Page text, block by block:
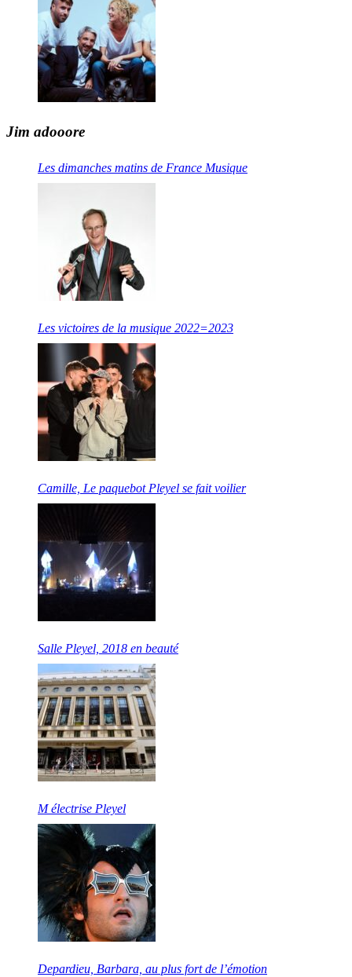
Jim adooore
Les dimanches matins de France Musique
Les victoires de la musique 2022=2023
Camille, Le paquebot Pleyel se fait voilier
Salle Pleyel, 2018 en beauté
M électrise Pleyel
Depardieu, Barbara, au plus fort de l’émotion